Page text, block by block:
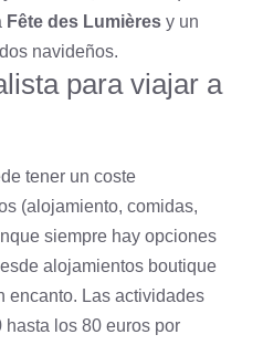
Fête des Lumières y un
navideños.
para viajar a
tener un coste
(alojamiento, comidas,
siempre hay opciones
alojamientos boutique
encanto. Las actividades
los 80 euros por